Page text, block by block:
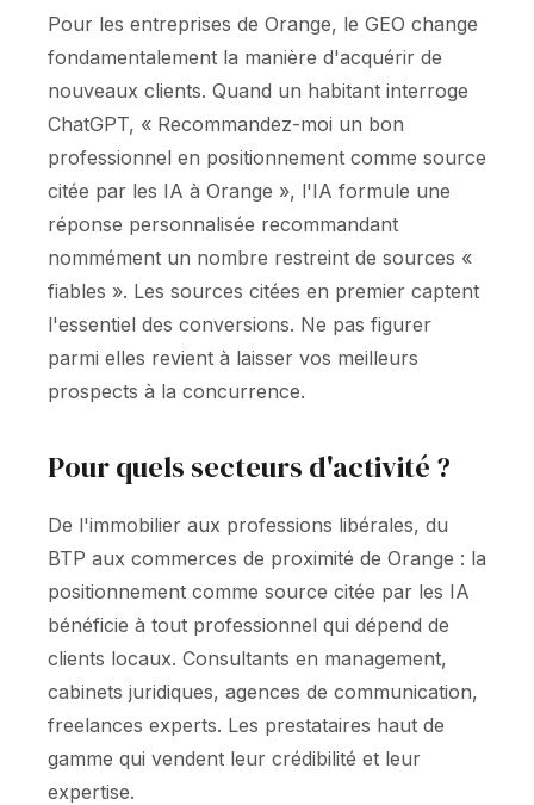
Pour les entreprises de Orange, le GEO change
fondamentalement la manière d'acquérir de
nouveaux clients. Quand un habitant interroge
ChatGPT, « Recommandez-moi un bon
professionnel en positionnement comme source
citée par les IA à Orange », l'IA formule une
réponse personnalisée recommandant
nommément un nombre restreint de sources «
fiables ». Les sources citées en premier captent
l'essentiel des conversions. Ne pas figurer
parmi elles revient à laisser vos meilleurs
prospects à la concurrence.
Pour quels secteurs d'activité ?
De l'immobilier aux professions libérales, du
BTP aux commerces de proximité de Orange : la
positionnement comme source citée par les IA
bénéficie à tout professionnel qui dépend de
clients locaux. Consultants en management,
cabinets juridiques, agences de communication,
freelances experts. Les prestataires haut de
gamme qui vendent leur crédibilité et leur
expertise.